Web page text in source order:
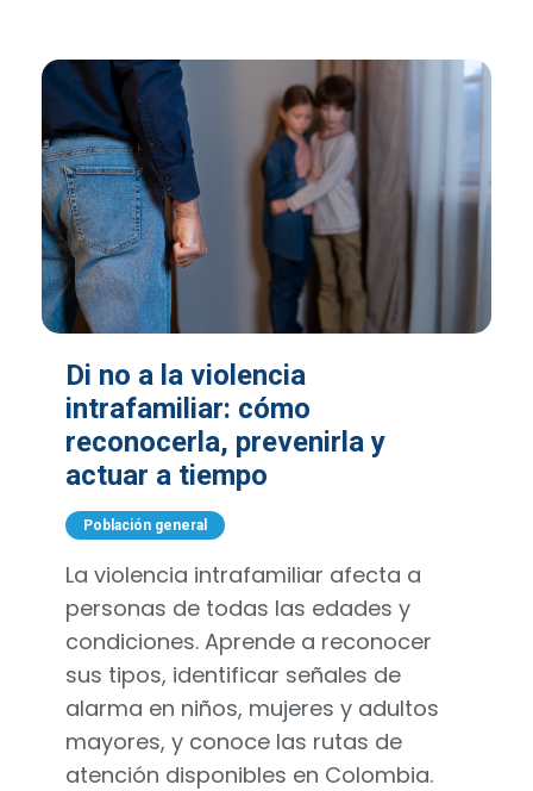
Di no a la violencia
intrafamiliar: cómo
reconocerla, prevenirla y
actuar a tiempo
Población general
La violencia intrafamiliar afecta a
personas de todas las edades y
condiciones. Aprende a reconocer
sus tipos, identificar señales de
alarma en niños, mujeres y adultos
mayores, y conoce las rutas de
atención disponibles en Colombia.